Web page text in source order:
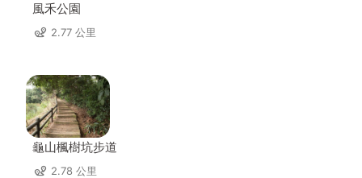
風禾公園
2.77 公里
龜山楓樹坑步道
2.78 公里